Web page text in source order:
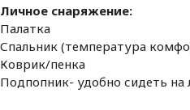
Личное снаряжение:
Палатка
Спальник (температура
Коврик/пенка
Подпопник- удобно сидеть на